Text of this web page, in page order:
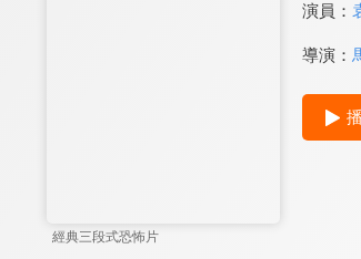
經典三段式恐怖片
演員：
導演：